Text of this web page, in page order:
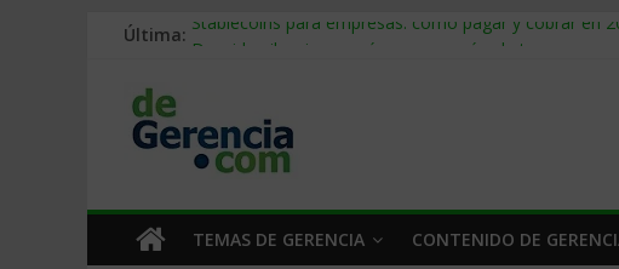
Última: Stablecoins para empresas: cómo pagar y cobrar en
Trabajo forzoso en la cadena de suministro: qué hacer
Mercado hispano de EE. UU.: cómo segmentarlo y
TEMAS DE GERENCIA CONTENIDO DE